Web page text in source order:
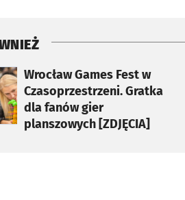
Wrocław Games Fest w
Czasoprzestrzeni. Gratka
dla fanów gier
planszowych [ZDJĘCIA]
nowej karcie